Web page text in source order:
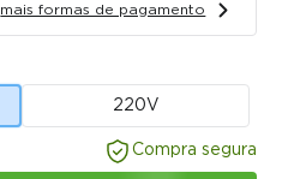
mais formas de pagamento
220V
Compra segura